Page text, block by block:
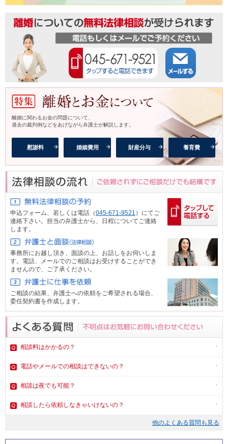
離婚に関わるお金の問題について、
過去の裁判例などをあげながら弁護士が解説します。
慰謝料 婚姻費用 財産分与 養育費
申込フォーム、 若しくは電話（045-671-9521 ）にてご
連絡下さい。担当の弁護士から、日程についてご連絡
します。
事務所にお越し頂き、面談の上、お話しをお伺いしま
す。電話、メールでのご相談はお受けすることができ
ませんので、ご了承ください。
ご相談の結果、弁護士への依頼をご希望される場合、
委任契約書を作成します。
相談料はかかるの？
電話やメールでの相談はできないの？
相談は夜でも可能？
相談したら依頼しなきゃいけないの？
他のよくある質問も見る